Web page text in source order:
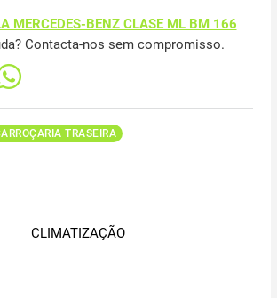
MERCEDES-BENZ CLASE ML BM 166
Contacta-nos sem compromisso.
TRASEIRA
CLIMATIZAÇÃO